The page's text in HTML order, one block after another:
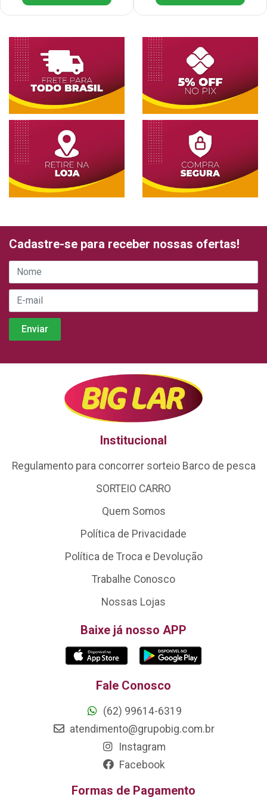
Cadastre-se para receber nossas ofertas!
Institucional
Regulamento para concorrer sorteio Barco de pesca
SORTEIO CARRO
Quem Somos
Política de Privacidade
Política de Troca e Devolução
Trabalhe Conosco
Nossas Lojas
Baixe já nosso APP
Fale Conosco
(62) 99614-6319
atendimento@grupobig.com.br
Instagram
Facebook
Formas de Pagamento